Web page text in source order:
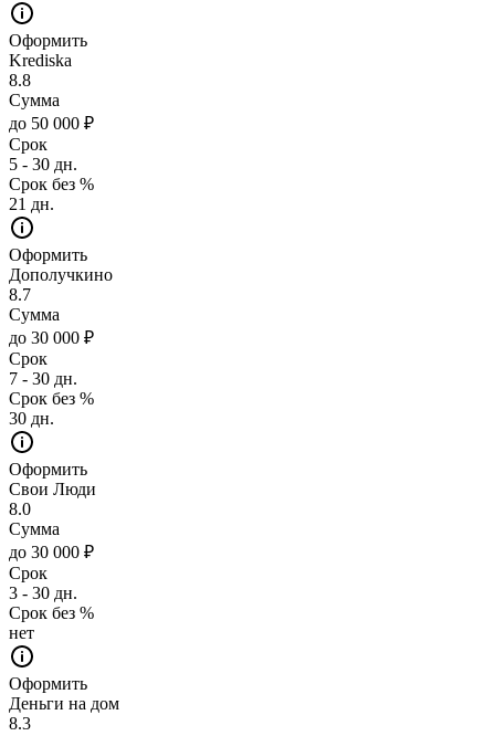
Оформить
Krediska
8.8
Сумма
до 50 000 ₽
Срок
5 - 30 дн.
Срок без %
21 дн.
Оформить
Дополучкино
8.7
Сумма
до 30 000 ₽
Срок
7 - 30 дн.
Срок без %
30 дн.
Оформить
Свои Люди
8.0
Сумма
до 30 000 ₽
Срок
3 - 30 дн.
Срок без %
нет
Оформить
Деньги на дом
8.3